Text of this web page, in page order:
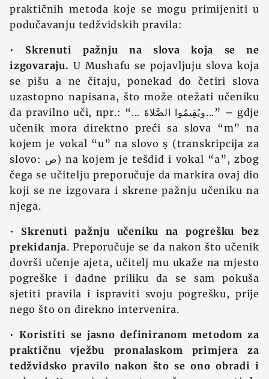
praktičnih metoda koje se mogu primijeniti u
podučavanju tedžvidskih pravila:
• Skrenuti pažnju na slova koja se ne
izgovaraju. U Mushafu se pojavljuju slova koja
se pišu a ne čitaju, ponekad do četiri slova
uzastopno napisana, što može otežati učeniku
da pravilno uči, npr.: “... ويُقِيمُوا الصَّلاةَ...” – gdje
učenik mora direktno preći sa slova “m” na
kojem je vokal “u” na slovo ṣ (transkripcija za
slovo: ص) na kojem je tešdid i vokal “a”, zbog
čega se učitelju preporučuje da markira ovaj dio
koji se ne izgovara i skrene pažnju učeniku na
njega.
• Skrenuti pažnju učeniku na pogrešku bez
prekidanja. Preporučuje se da nakon što učenik
dovrši učenje ajeta, učitelj mu ukaže na mjesto
pogreške i dadne priliku da se sam pokuša
sjetiti pravila i ispraviti svoju pogrešku, prije
nego što on direkno intervenira.
•Koristiti se jasno definiranom metodom za
praktičnu vježbu pronalaskom primjera za
tedžvidsko pravilo nakon što se ono obradi i